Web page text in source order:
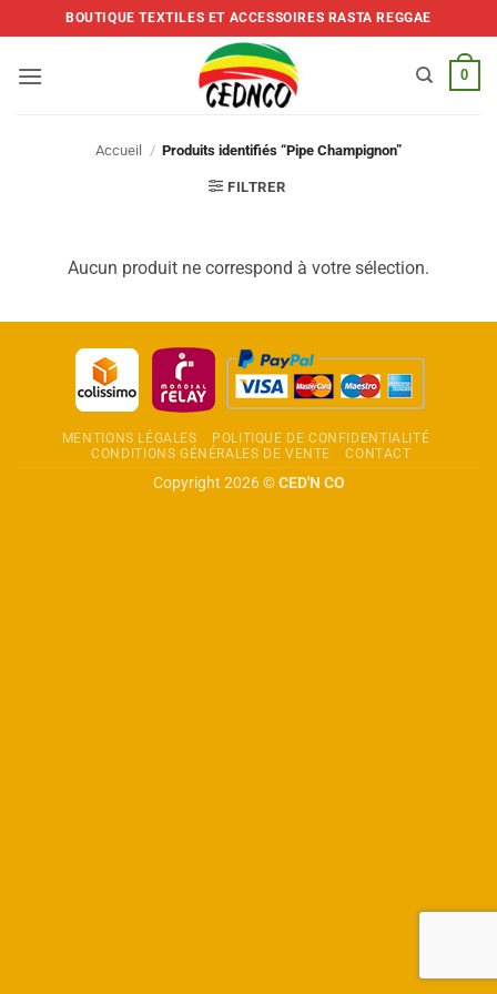
to
BOUTIQUE TEXTILES ET ACCESSOIRES RASTA REGGAE
0
Accueil / Produits identifiés “Pipe Champignon”
FILTRER
Aucun produit ne correspond à votre sélection.
MENTIONS LÉGALES
POLITIQUE DE CONFIDENTIALITÉ
CONDITIONS GÉNÉRALES DE VENTE
CONTACT
Copyright 2026 ©CED'N CO